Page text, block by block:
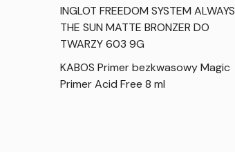
INGLOT FREEDOM SYSTEM ALWAYS
THE SUN MATTE BRONZER DO
TWARZY 603 9G
KABOS Primer bezkwasowy Magic
Primer Acid Free 8 ml